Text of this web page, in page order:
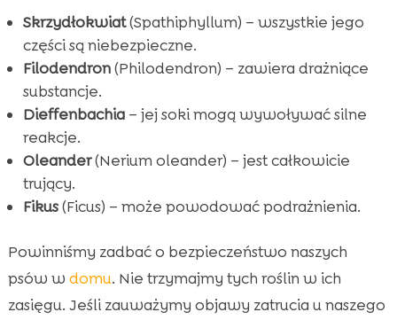
Skrzydłokwiat(Spathiphyllum) – wszystkie jego
części są niebezpieczne.
Filodendron(Philodendron) – zawiera drażniące
substancje.
Dieffenbachia– jej soki mogą wywoływać silne
reakcje.
Oleander(Nerium oleander) – jest całkowicie
trujący.
Fikus(Ficus) – może powodować podrażnienia.
Powinniśmy zadbać o bezpieczeństwo naszych
psów w domu. Nie trzymajmy tych roślin w ich
zasięgu. Jeśli zauważymy objawy zatrucia u naszego